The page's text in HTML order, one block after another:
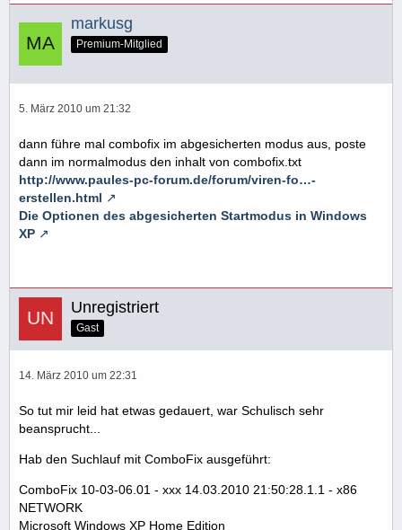
markusg
Premium-Mitglied
5. März 2010 um 21:32
dann führe mal combofix im abgesicherten modus aus, poste
dann im normalmodus den inhalt von combofix.txt
http://www.paules-pc-forum.de/forum/viren-fo…-
erstellen.html
Die Optionen des abgesicherten Startmodus in Windows
XP
Unregistriert
Gast
14. März 2010 um 22:31
So tut mir leid hat etwas gedauert, war Schulisch sehr
beansprucht...
Hab den Suchlauf mit ComboFix ausgeführt:
ComboFix 10-03-06.01 - xxx 14.03.2010 21:50:28.1.1 - x86
NETWORK
Microsoft Windows XP Home Edition